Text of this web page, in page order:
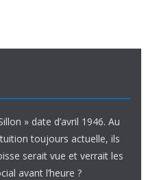
» date d’avril 1946. Au
toujours actuelle, ils
serait vue et verrait les
avant l’heure ?